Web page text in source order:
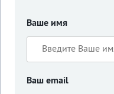
Ваше имя
Ваш email